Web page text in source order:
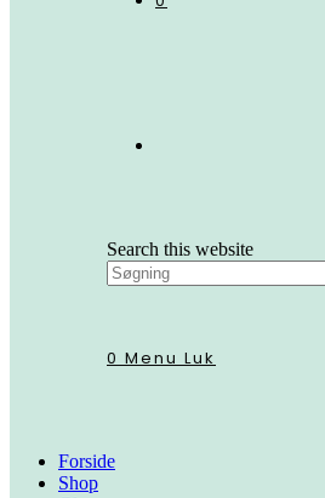
Search this website
0 Menu Luk
Forside
Shop